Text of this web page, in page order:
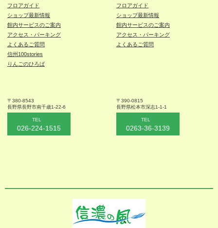
フロアガイド
ショップ最新情報
館内サービスのご案内
アクセス・パーキング
よくあるご質問
信州100stories
りんごのひろば
〒380-8543
長野県長野市南千歳1-22-6
TEL
026-224-1515
フロアガイド
ショップ最新情報
館内サービスのご案内
アクセス・パーキング
よくあるご質問
〒390-0815
長野県松本市深志1-1-1
TEL
0263-36-3139